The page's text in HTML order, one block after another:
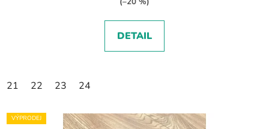
DETAIL
21 22 23 24
VÝPRODEJ